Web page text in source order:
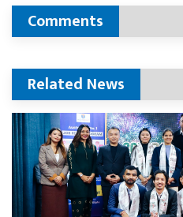
Comments
Related News